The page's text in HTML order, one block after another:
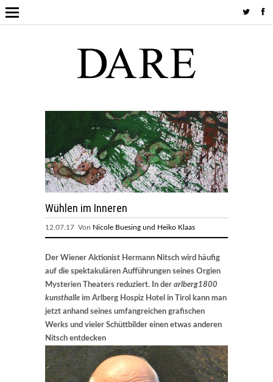
Wühlen im Inneren
12.07.17 Von Nicole Buesing und Heiko Klaas
Der Wiener Aktionist Hermann Nitsch wird häufig
auf die spektakulären Aufführungen seines Orgien
Mysterien Theaters reduziert. In der arlberg1800
kunsthalle im Arlberg Hospiz Hotel in Tirol kann man
jetzt anhand seines umfangreichen grafischen
Werks und vieler Schüttbilder einen etwas anderen
Nitsch entdecken